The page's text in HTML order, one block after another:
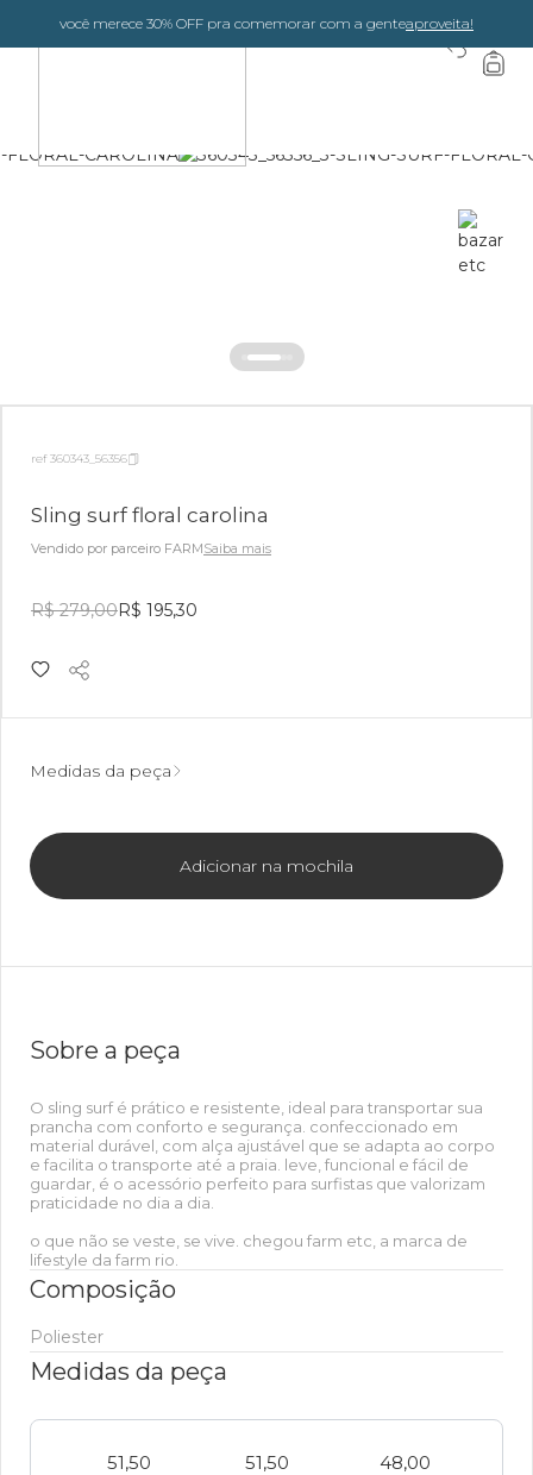
você merece 30% OFF pra comemorar com a genteaproveita!
ref 360343_56356
Sling surf floral carolina
Vendido por parceiro FARMSaiba mais
R$ 279,00R$ 195,30
Medidas da peça
Adicionar na mochila
Sobre a peça
O sling surf é prático e resistente, ideal para transportar sua
prancha com conforto e segurança. confeccionado em
material durável, com alça ajustável que se adapta ao corpo
e facilita o transporte até a praia. leve, funcional e fácil de
guardar, é o acessório perfeito para surfistas que valorizam
praticidade no dia a dia.
o que não se veste, se vive. chegou farm etc, a marca de
lifestyle da farm rio.
Composição
Poliester
Medidas da peça
51,50 51,50 48,00